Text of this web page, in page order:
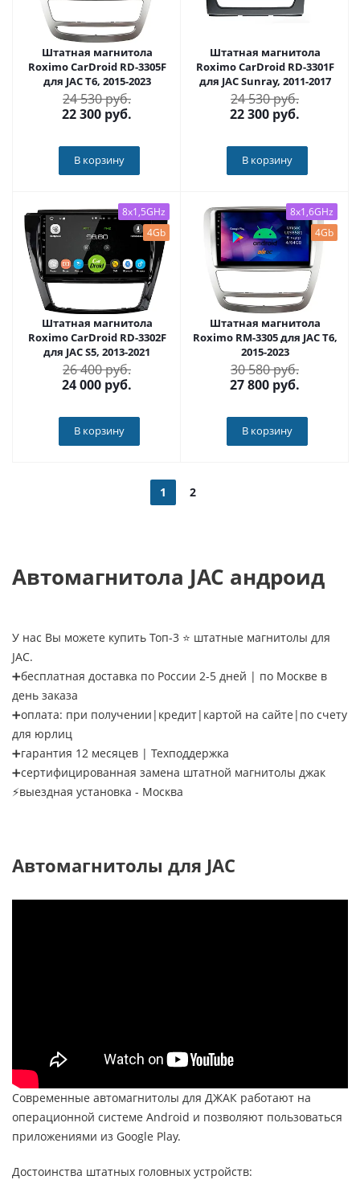
Штатная магнитола
Roximo CarDroid RD-3305F
для JAC T6, 2015-2023
24 530 руб.
22 300 руб.
В корзину
Штатная магнитола
Roximo CarDroid RD-3301F
для JAC Sunray, 2011-2017
24 530 руб.
22 300 руб.
В корзину
8x1,5GHz
4Gb
Штатная магнитола
Roximo CarDroid RD-3302F
для JAC S5, 2013-2021
26 400 руб.
24 000 руб.
В корзину
8x1,6GHz
4Gb
Штатная магнитола
Roximo RM-3305 для JAC T6,
2015-2023
30 580 руб.
27 800 руб.
В корзину
1 2
Автомагнитола JAC андроид
У нас Вы можете купить Топ-3 ⭐ штатные магнитолы для
JAC.
➕бесплатная доставка по России 2-5 дней | по Москве в
день заказа
➕оплата: при получении|кредит|картой на сайте|по счету
для юрлиц
➕гарантия 12 месяцев | Техподдержка
➕сертифицированная замена штатной магнитолы джак
⚡выездная установка - Москва
Автомагнитолы для JAC
Современные автомагнитолы для ДЖАК работают на
операционной системе Android и позволяют пользоваться
приложениями из Google Play.
Достоинства штатных головных устройств: